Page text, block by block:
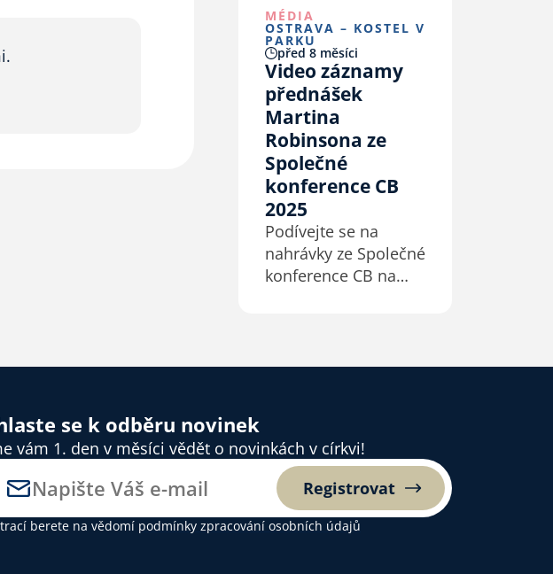
v Cébéčku, nové
modlitebně zlínského
sboru Církve
bratrské.
MÉDIA
OSTRAVA – KOSTEL V
PARKU
před 8 měsíci
Video záznamy
přednášek
Martina
Robinsona ze
Společné
konference CB
2025
Podívejte se na
nahrávky ze Společné
konference CB na
v Parku v Ostravě.
se k odběru novinek
vám 1. den v měsíci vědět o novinkách v církvi!
Registrovat
berete na vědomí podmínky zpracování osobních údajů